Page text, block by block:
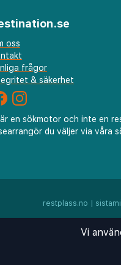
oss
frågor
& säkerhet
en sökmotor och inte en
du väljer via våra
restplass.no
Vi